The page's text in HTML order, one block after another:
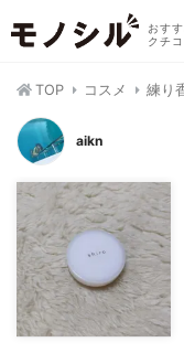
おす
クチ
TOP コスメ 練り
aikn